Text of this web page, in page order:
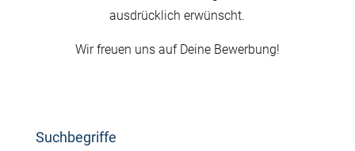
ausdrücklich erwünscht.
Wir freuen uns auf Deine Bewerbung!
Suchbegriffe